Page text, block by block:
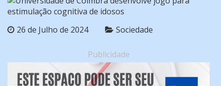
26 de Julho de 2024 Sociedade
Publicidade